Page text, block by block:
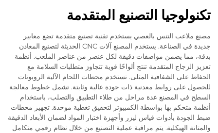
تكنولوجيا التصنيع المتقدمة
مصنع ملاعب التنس بالعصي يستخدم تقنية تصنيع متقدمة تضع معايير
جديدة في الصناعة. يستخدم المصنع آلات CNC الحديثة لتصنيع المعادن
بدقة، مما يضمن مواصفات دقيقة لكل عنصر من عناصر الملعب. أنظمة
تعزيز الزجاج المتقدمة تنتج ألواحًا قوية تتجاوز متطلبات السلامة مع
الحفاظ على الشفافية المثلى. تستخدم محطات اللحام الآلية الروبوتات
للحصول على روابط معدنية ذات جودة عالية وثابتة. تشمل خطوط معالجة
السطح في المصنع عدة مراحل من طلاء التطبيق والتصلب، باستخدام
أنظمة متحكم بها بواسطة الكمبيوتر لتحقيق تغطية موحدة. تجهيز محطات
ضبط الجودة بأدوات قياس ليزر وأجهزة اختبار المواد لضمان الأبعاد الدقيقة
والمتانة الهيكلية. يتم مراقبة عملية التصنيع من خلال نظام رقمي متكامل